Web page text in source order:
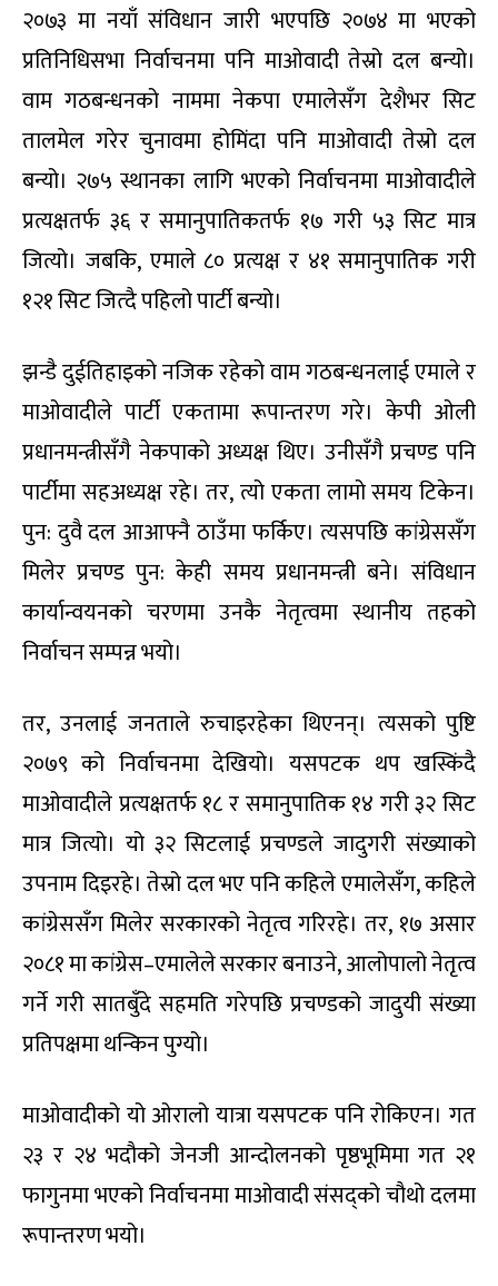
२०७३ मा नयाँ संविधान जारी भएपछि २०७४ मा भएको
प्रतिनिधिसभा निर्वाचनमा पनि माओवादी तेस्रो दल बन्यो।
वाम गठबन्धनको नाममा नेकपा एमालेसँग देशैभर सिट
तालमेल गरेर चुनावमा होमिंदा पनि माओवादी तेस्रो दल
बन्यो। २७५ स्थानका लागि भएको निर्वाचनमा माओवादीले
प्रत्यक्षतर्फ ३६ र समानुपातिकतर्फ १७ गरी ५३ सिट मात्र
जित्यो। जबकि, एमाले ८० प्रत्यक्ष र ४१ समानुपातिक गरी
१२१ सिट जित्दै पहिलो पार्टी बन्यो।
झन्डै दुईतिहाइको नजिक रहेको वाम गठबन्धनलाई एमाले र
माओवादीले पार्टी एकतामा रूपान्तरण गरे। केपी ओली
प्रधानमन्त्रीसँगै नेकपाको अध्यक्ष थिए। उनीसँगै प्रचण्ड पनि
पार्टीमा सहअध्यक्ष रहे। तर,त्यो एकता लामो समय टिकेन।
पुन: दुवै दल आआफ्नै ठाउँमा फर्किए। त्यसपछि कांग्रेससँग
मिलेर प्रचण्ड पुन: केही समय प्रधानमन्त्री बने। संविधान
कार्यान्वयनको चरणमा उनकै नेतृत्वमा स्थानीय तहको
निर्वाचन सम्पन्न भयो।
तर,उनलाई जनताले रुचाइरहेका थिएनन्। त्यसको पुष्टि
२०७९ को निर्वाचनमा देखियो। यसपटक थप खस्किंदै
माओवादीले प्रत्यक्षतर्फ १८ र समानुपातिक १४ गरी ३२ सिट
मात्र जित्यो। यो ३२ सिटलाई प्रचण्डले जादुगरी संख्याको
उपनाम दिइरहे। तेस्रो दल भए पनि कहिले एमालेसँग,कहिले
कांग्रेससँग मिलेर सरकारको नेतृत्व गरिरहे। तर, १७ असार
२०८१ मा कांग्रेस–एमालेले सरकार बनाउने,आलोपालो नेतृत्व
गर्ने गरी सातबुँदे सहमति गरेपछि प्रचण्डको जादुयी संख्या
प्रतिपक्षमा थन्किन पुग्यो।
माओवादीको यो ओरालो यात्रा यसपटक पनि रोकिएन। गत
२३ र २४ भदौको जेनजी आन्दोलनको पृष्ठभूमिमा गत २१
फागुनमा भएको निर्वाचनमा माओवादी संसद्को चौथो दलमा
रूपान्तरण भयो।